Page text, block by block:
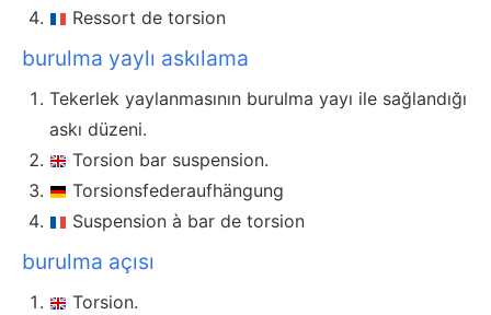
Ressort de torsion
burulma yaylı askılama
Tekerlek yaylanmasının burulma yayı ile sağlandığı
askı düzeni.
Torsion bar suspension.
Torsionsfederaufhängung
Suspension à bar de torsion
burulma açısı
Torsion.